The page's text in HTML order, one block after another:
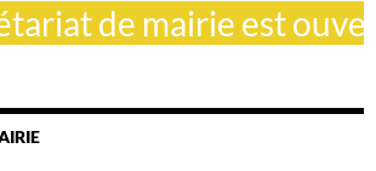
de mairie est ouvert